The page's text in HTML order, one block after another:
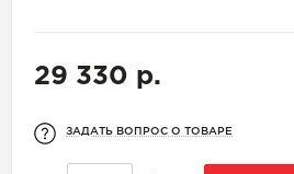
29 330 р.
ЗАДАТЬ ВОПРОС О ТОВАРЕ